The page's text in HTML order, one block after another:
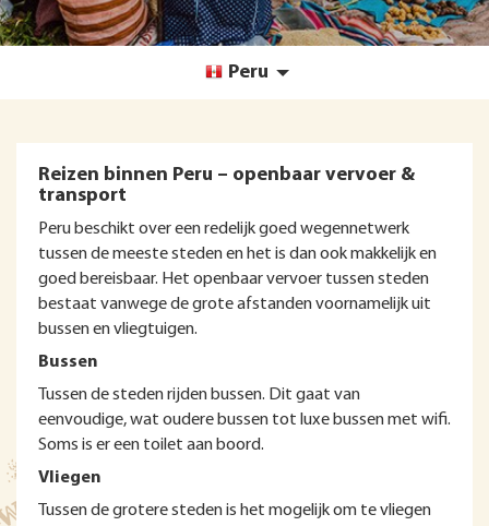
Peru
Reizen binnen Peru – openbaar vervoer &
transport
Peru beschikt over een redelijk goed wegennetwerk
tussen de meeste steden en het is dan ook makkelijk en
goed bereisbaar. Het openbaar vervoer tussen steden
bestaat vanwege de grote afstanden voornamelijk uit
bussen en vliegtuigen.
Bussen
Tussen de steden rijden bussen. Dit gaat van
eenvoudige, wat oudere bussen tot luxe bussen met wifi.
Soms is er een toilet aan boord.
Vliegen
Tussen de grotere steden is het mogelijk om te vliegen